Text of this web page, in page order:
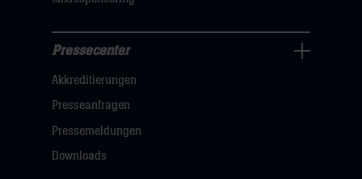
Navigation
öffnen,
dann
klicken
Pressecenter
Akkreditierungen
Presseanfragen
Pressemeldungen
Downloads